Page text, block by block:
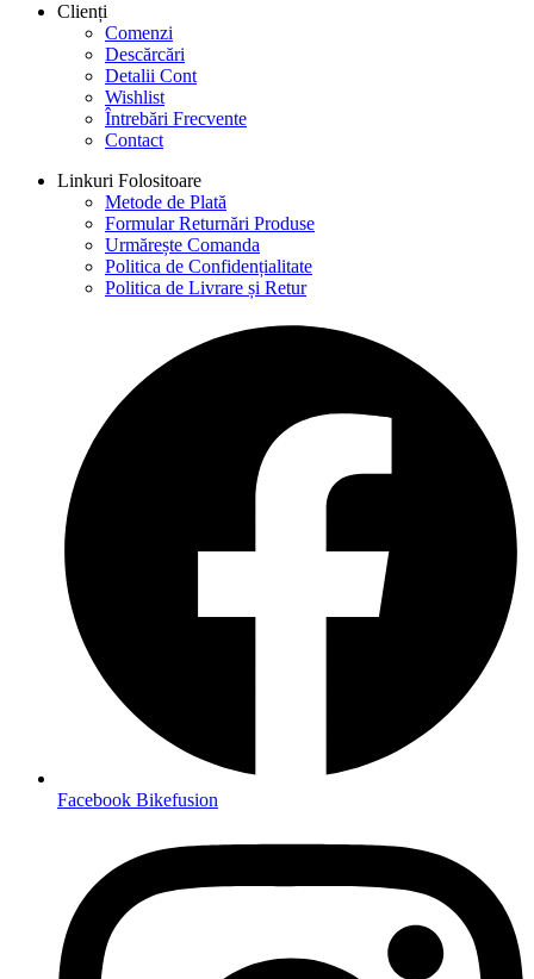
Clienți
Comenzi
Descărcări
Detalii Cont
Wishlist
Întrebări Frecvente
Contact
Linkuri Folositoare
Metode de Plată
Formular Returnări Produse
Urmărește Comanda
Politica de Confidențialitate
Politica de Livrare și Retur
Facebook Bikefusion